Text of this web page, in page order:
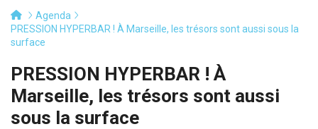
Agenda
PRESSION HYPERBAR ! À Marseille, les trésors sont aussi sous la
surface
PRESSION HYPERBAR ! À
Marseille, les trésors sont aussi
sous la surface